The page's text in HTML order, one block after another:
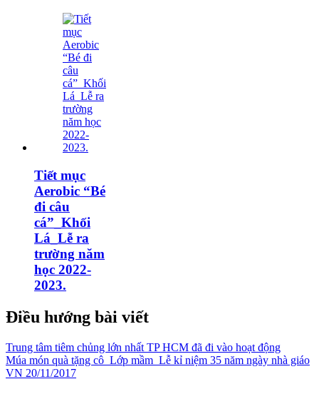
Tiết mục
Aerobic “Bé
đi câu
cá”_Khối
Lá_Lễ ra
trường năm
học 2022-
2023.
Điều hướng bài viết
Trung tâm tiêm chủng lớn nhất TP HCM đã đi vào hoạt động
Múa món quà tặng cô_Lớp mầm_Lễ kỉ niệm 35 năm ngày nhà giáo
VN 20/11/2017